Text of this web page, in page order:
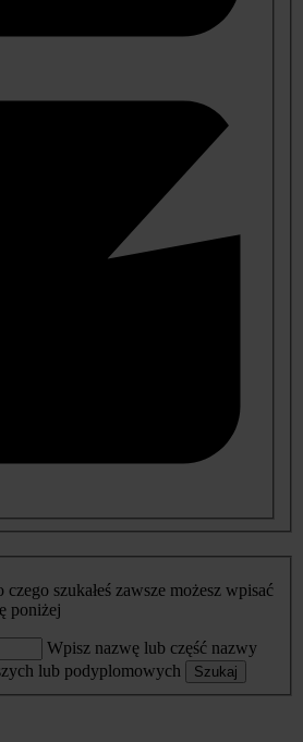
czego szukałeś zawsze możesz wpisać
poniżej
Wpisz nazwę lub część nazwy
lub podyplomowych
Szukaj